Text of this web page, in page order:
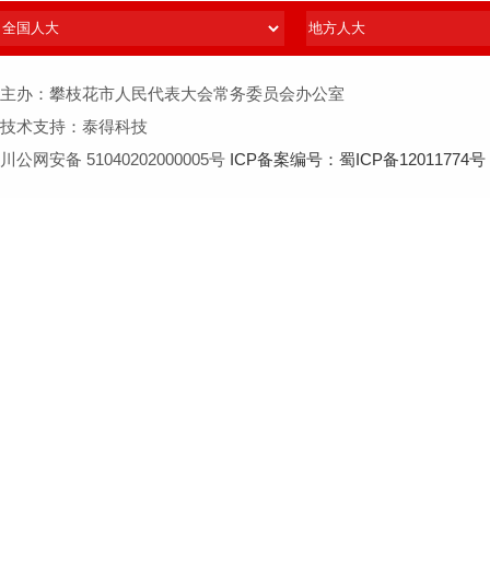
主办：攀枝花市人民代表大会常务委员会办公室
技术支持：泰得科技
川公网安备 51040202000005号 ICP备案编号：蜀ICP备12011774号